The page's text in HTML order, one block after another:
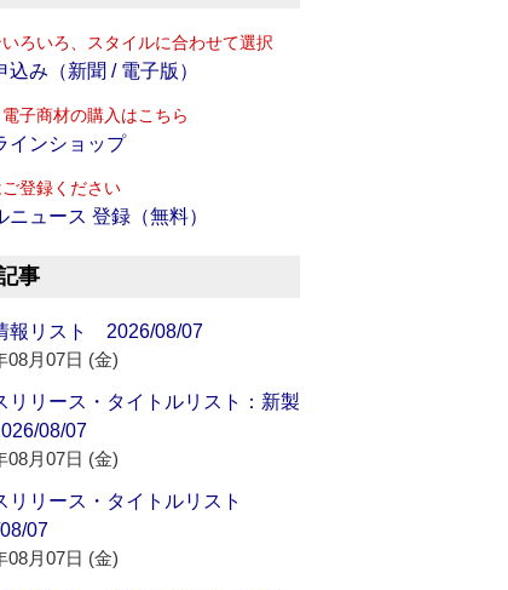
ろいろ、スタイルに合わせて選択
込み（新聞 / 電子版）
子商材の購入はこちら
インショップ
ご登録ください
ニュース 登録（無料）
事
報リスト 2026/08/07
08月07日 (金)
リリース・タイトルリスト：新製
08/07
08月07日 (金)
リリース・タイトルリスト
07
08月07日 (金)